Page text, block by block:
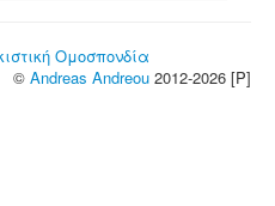
Ομοσπονδία
© Andreas Andreou 2012-2026 [P]